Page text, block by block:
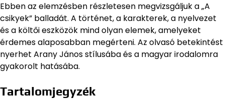
Ebben az elemzésben részletesen megvizsgáljuk a „A
csikyek” balladát. A történet, a karakterek, a nyelvezet
és a költői eszközök mind olyan elemek, amelyeket
érdemes alaposabban megérteni. Az olvasó betekintést
nyerhet Arany János stílusába és a magyar irodalomra
gyakorolt hatásába.
Tartalomjegyzék